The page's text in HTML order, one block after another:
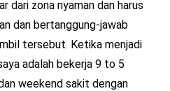
dari zona nyaman dan harus
dan bertanggung-jawab
tersebut. Ketika menjadi
adalah bekerja 9 to 5
weekend sakit dengan